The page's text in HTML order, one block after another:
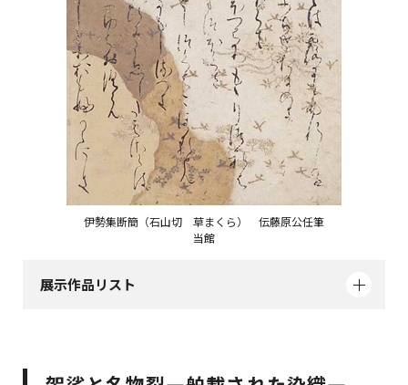
伊勢集断簡（石山切 草まくら） 伝藤原公任筆
当館
展示作品リスト